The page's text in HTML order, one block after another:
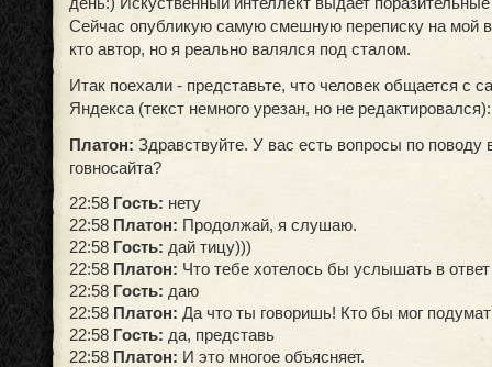
Сейчас опубликую самую смешную переписку на мой
кто автор, но я реально валялся под сталом.
Итак поехали - представьте, что человек общается с
Яндекса (текст немного урезан, но не редактировался):
Платон: Здравствуйте. У вас есть вопросы по поводу
говносайта?
22:58 Гость: нету
22:58 Платон: Продолжай, я слушаю.
22:58 Гость: дай тицу)))
22:58 Платон: Что тебе хотелось бы услышать в ответ
22:58 Гость: даю
22:58 Платон: Да что ты говоришь! Кто бы мог
22:58 Гость: да, представь
22:58 Платон: И это многое объясняет.